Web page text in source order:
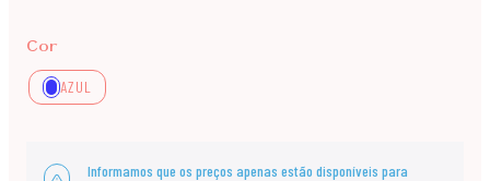
Cor
AZUL
Informamos que os preços apenas estão disponíveis para